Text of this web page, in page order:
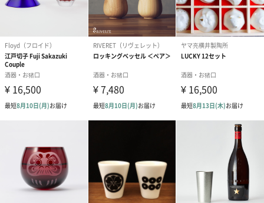
江戸切子のシンプルな技法のみを使って、日本の富士山と花火を
リアルに表現したぐい吞みです。5色展開なので、その日の気分に
よってお好みの富士山を選ぶのも楽しみの一つ。お酒の種類によ
って、同じ盃でも表情を変えるのは、ガラス工芸品ならではの魅
力です。縁起の良いぐい吞みをプレゼントしてみませんか。
商品詳細情報
原材料
ソーダガラス
本体サイズ
幅77mm×高さ45mm